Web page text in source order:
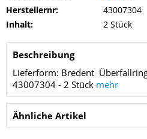
Herstellernr:
43007304
Inhalt:
2 Stück
Beschreibung
Lieferform: Bredent
43007304 - 2 Stück mehr
Ähnliche Artikel